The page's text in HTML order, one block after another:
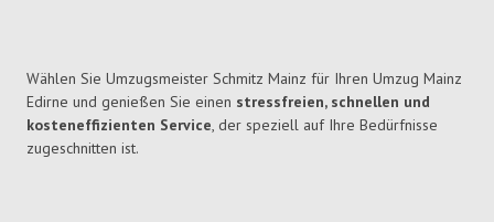
Wählen Sie Umzugsmeister Schmitz Mainz für Ihren Umzug Mainz
Edirne und genießen Sie einen stressfreien, schnellen und
kosteneffizienten Service, der speziell auf Ihre Bedürfnisse
zugeschnitten ist.